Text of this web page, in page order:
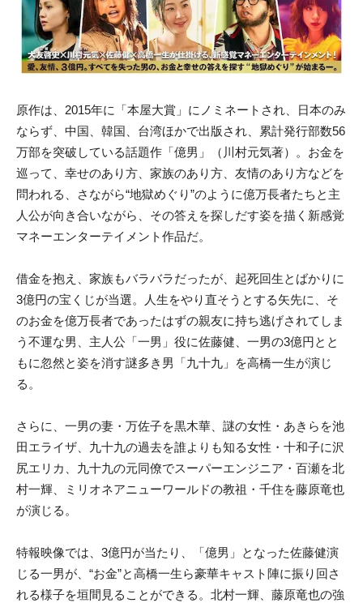
原作は、2015年に「本屋大賞」にノミネートされ、日本のみ
ならず、中国、韓国、台湾ほかで出版され、累計発行部数56
万部を突破している話題作「億男」（川村元気著）。お金を
巡って、幸せのあり方、家族のあり方、友情のあり方などを
問われる、さながら“地獄めぐり”のように億万長者たちと主
人公が向き合いながら、その答えを探しだす姿を描く新感覚
マネーエンターテイメント作品だ。
借金を抱え、家族もバラバラだったが、起死回生とばかりに
3億円の宝くじが当選。人生をやり直そうとする矢先に、そ
のお金を億万長者であったはずの親友に持ち逃げされてしま
う不運な男、主人公「一男」役に佐藤健、一男の3億円とと
もに忽然と姿を消す謎多き男「九十九」を高橋一生が演じ
る。
さらに、一男の妻・万佐子を黒木華、謎の女性・あきらを池
田エライザ、九十九の過去を誰よりも知る女性・十和子に沢
尻エリカ、九十九の元同僚でスーパーエンジニア・百瀬を北
村一輝、ミリオネアニューワールドの教祖・千住を藤原竜也
が演じる。
特報映像では、3億円が当たり、「億男」となった佐藤健演
じる一男が、“お金”と高橋一生ら豪華キャスト陣に振り回さ
れる様子を垣間見ることができる。北村一輝、藤原竜也の強